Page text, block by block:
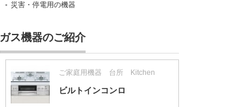
災害・停電用の機器
ガス機器のご紹介
ご家庭用機器 台所 Kitchen
ビルトインコンロ